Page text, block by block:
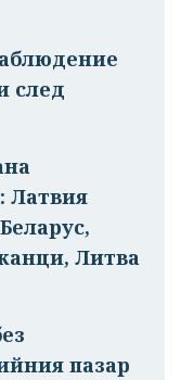
след
Латвия
Литва
пазар